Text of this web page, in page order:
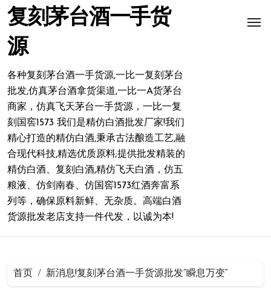
复刻茅台酒一手货
源
各种复刻茅台酒一手货源,一比一复刻茅台
批发,仿真茅台酒拿货渠道,一比一A货茅台
商家，仿真飞天茅台一手货源，一比一复
刻国窖1573 我们是精仿白酒批发厂家!我们
精心打造的精仿白酒,秉承古法酿造工艺,融
合现代科技,精选优质原料;提供批发精装的
精仿白酒、复刻白酒,精仿飞天白酒，仿五
粮液、仿剑南春、仿国窖1573红酒奔富系
列等，确保原料新鲜、无杂质。高端白酒
货源批发老店支持一件代发，以诚为本!
首页 新消息!复刻茅台酒一手货源批发“瞬息万变”